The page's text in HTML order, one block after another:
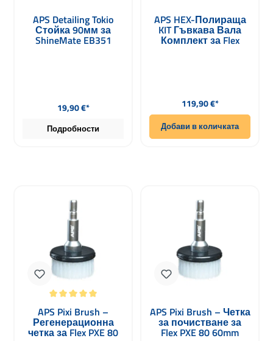
APS Detailing Tokio
Стойка 90мм за
ShineMate EB351
Редовна цена:
19,90 €*
Подробности
APS HEX-Полираща
KIT Гъвкава Вала
Комплект за Flex
Редовна цена:
119,90 €*
Добави в количката
Средна оценка за 5 от 5 звезди
APS Pixi Brush –
Регенерационна
четка за Flex PXE 80
APS Pixi Brush – Четка
за почистване за
Flex PXE 80 60mm